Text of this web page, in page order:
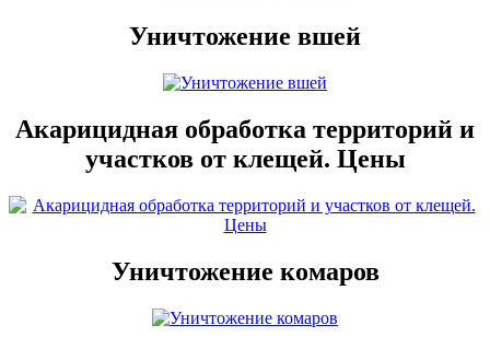
Уничтожение вшей
Акарицидная обработка территорий и
участков от клещей. Цены
Уничтожение комаров